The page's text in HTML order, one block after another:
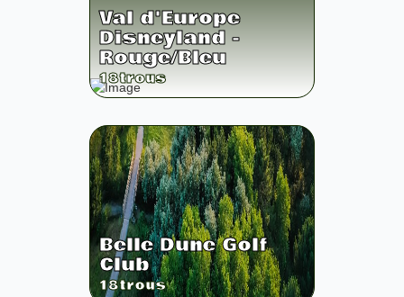
Val d'Europe
Disneyland -
Rouge/Bleu
18trous
Belle Dune Golf
Club
18trous